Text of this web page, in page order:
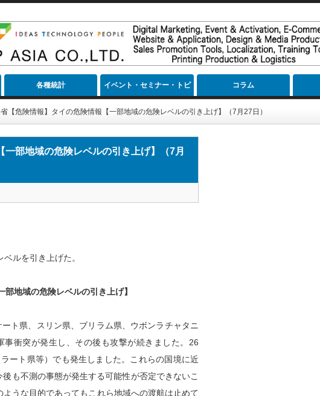
各種統計 イベント・セミナー・トピ
ック
コラム
【危険情報】タイの危険情報【一部地域の危険レベルの引き上げ】（7月27日）
部地域の危険レベルの引き上げ】（7月
ルを引き上げた。
部地域の危険レベルの引き上げ】
ト県、スリン県、ブリラム県、ウボンラチャタニ
衝突が発生し、その後も攻撃が続きました。26
ート県等）でも発生しました。これらの国境に近
も不測の事態が発生する可能性が否定できないこ
うな目的であってもこれら地域への渡航は止めて